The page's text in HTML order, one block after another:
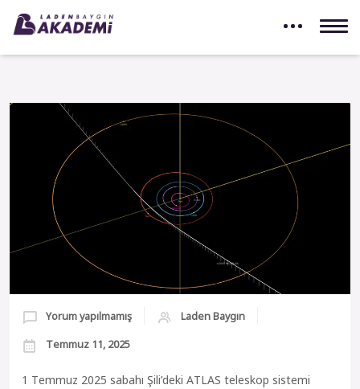
Yorum yapılmamış Laden Baygın
Temmuz 11, 2025
1 Temmuz 2025 sabahı Şili’deki ATLAS teleskop sistemi